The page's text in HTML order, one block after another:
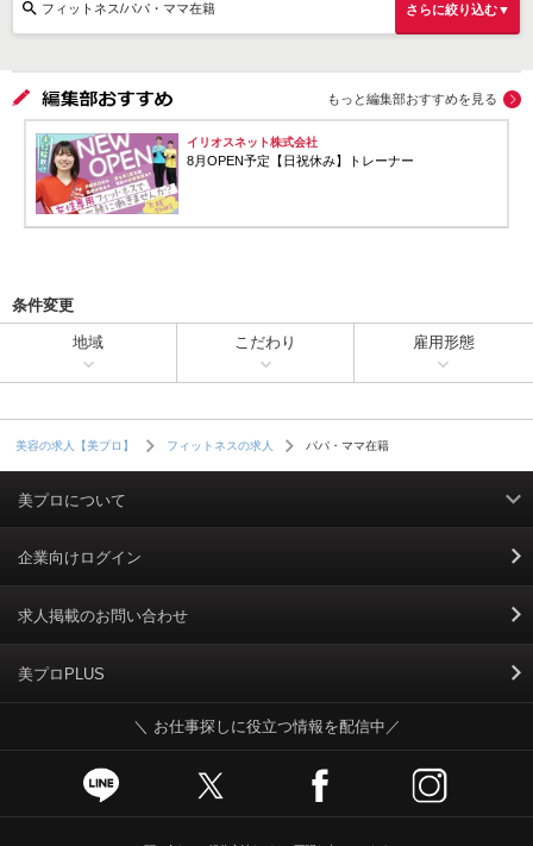
フィットネス/パパ・ママ在籍 さらに絞り込む▼
もっと編集部おすすめを見る
イリオスネット株式会社
8月OPEN予定【日祝休み】トレーナー
条件変更
地域 こだわり 雇用形態
美容の求人【美プロ】 フィットネスの求人 パパ・ママ在籍
美プロについて
利用規約
掲載規約
個人情報保護ポリシー
個人情報のお取り扱いについて
Cookieポリシー
企業向けログイン
求人掲載のお問い合わせ
美プロPLUS
＼ お仕事探しに役立つ情報を配信中／